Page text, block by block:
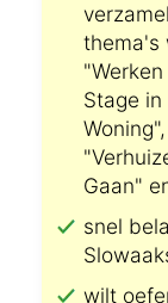
thema's
Stage
Gaan"
snel
wilt